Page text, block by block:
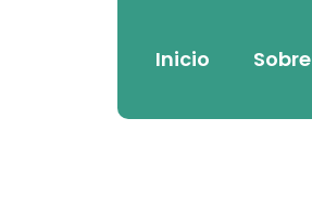
Inicio Sobre